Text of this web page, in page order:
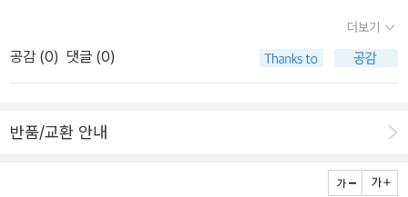
게 된다.하기 싫은 마음이 들 때 서로 잡아주는 동료들이 있으면큰 도
움이 된다.베드 로팅 은 휴식과 자기 관리를 위해 침대에서 뒹굴거리
면서번아웃을 극복하는 것이다.진정한 자기 관리는 자신을 재충전하
는 시간 제한을 설정하고,몸의 반응을 살펴보며, 채광과 환기에 신경
이다.하루를 운동으로 시작하고 신체적, 정신적 건강을 우선시한다.
루하루 체력을 저축하다 보면 어느 순간 나도 여유롭게 체력을 쓸 수
있으리라 기대해본다. '나이스한 아내', '쿨한 엄마'가 되어보자구!
더 감동할 수 있고, 한번이라도 더 사랑한다 말할 수 있음을 절감했습
니다. '인생의 태도를 만드는 체력의 힘! 다정한 마음도 체력을 통해서
찐하게 표현할 수 있는 거죠. <다정함도 체력에서 나옵니다> 저자 로
전하고 꾸준히 하고 있는데요. 특히 수영을 50대에 도전했다는 게 인
았다고 해요. 지금이 인생 중 가장 젊을 때가 아니겠어요? '중요한 것
더보기
공감 (0) 댓글 (0)
반품/교환 안내